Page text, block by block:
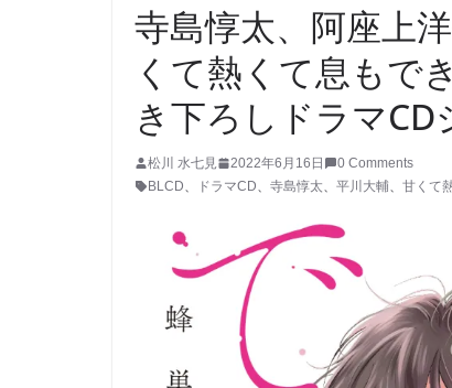
寺島惇太、阿座上
くて熱くて息もで
き下ろしドラマCD
松川 水七見 2022年6月16日
0 Comments
BLCD
ドラマCD 寺島惇太 平川大輔 甘くて